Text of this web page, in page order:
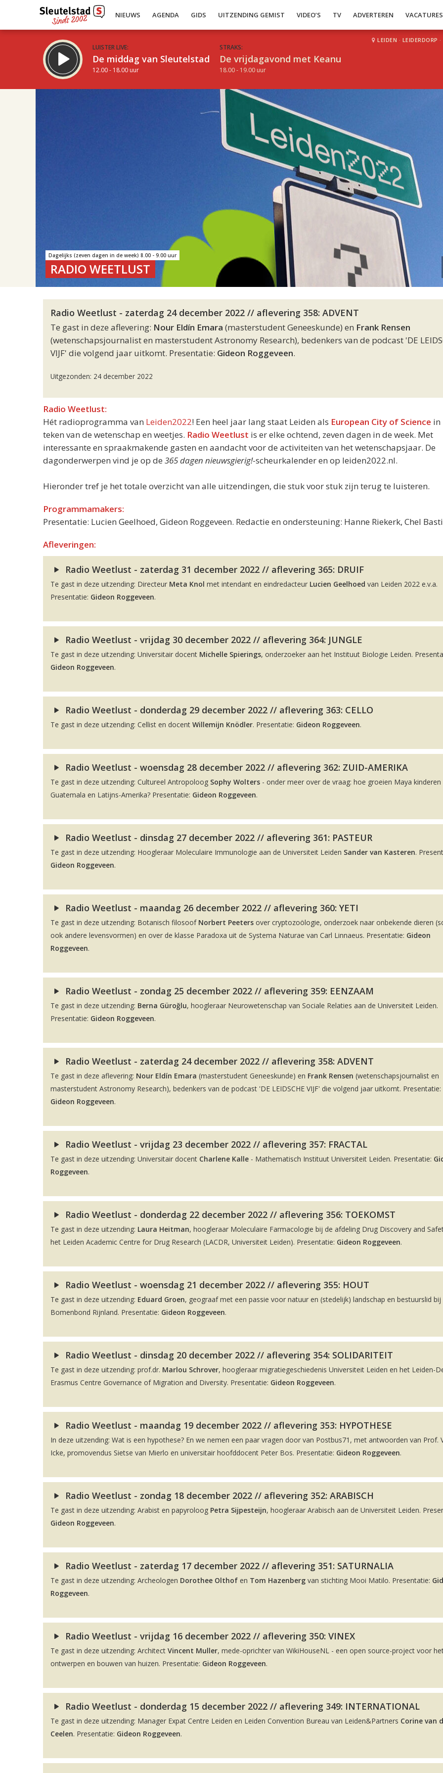
NIEUWS AGENDA GIDS UITZENDING GEMIST VIDEO’S TV ADVERTEREN VACATURES
LUISTER LIVE:
De middag van Sleutelstad
12.00 - 18.00 uur
STRAKS:
De vrijdagavond met Keanu
18.00 - 19.00 uur
LEIDEN · LEIDERDORP ·
Dagelijks (zeven dagen in de week) 8.00 - 9.00 uur
RADIO WEETLUST
Radio Weetlust - zaterdag 24 december 2022 // aflevering 358: ADVENT
Te gast in deze aflevering: Nour Eldín Emara (masterstudent Geneeskunde) en Frank Rensen
(wetenschapsjournalist en masterstudent Astronomy Research), bedenkers van de podcast 'DE
VIJF' die volgend jaar uitkomt. Presentatie: Gideon Roggeveen.
Uitgezonden: 24 december 2022
Radio Weetlust:
Hét radioprogramma van Leiden2022! Een heel jaar lang staat Leiden als European City of Science in
teken van de wetenschap en weetjes. Radio Weetlust is er elke ochtend, zeven dagen in de week. Met
interessante en spraakmakende gasten en aandacht voor de activiteiten van het wetenschapsjaar. De
dagonderwerpen vind je op de 365 dagen nieuwsgierig!-scheurkalender en op leiden2022.nl.
Hieronder tref je het totale overzicht van alle uitzendingen, die stuk voor stuk zijn terug te luisteren.
Programmamakers:
Presentatie: Lucien Geelhoed, Gideon Roggeveen. Redactie en ondersteuning: Hanne Riekerk, Chel
Afleveringen:
Radio Weetlust - zaterdag 31 december 2022 // aflevering 365: DRUIF
Te gast in deze uitzending: Directeur Meta Knol met intendant en eindredacteur Lucien Geelhoed van Leiden 2022 e.v.a.
Presentatie: Gideon Roggeveen.
Radio Weetlust - vrijdag 30 december 2022 // aflevering 364: JUNGLE
Te gast in deze uitzending: Universitair docent Michelle Spierings, onderzoeker aan het Instituut Biologie Leiden.
Gideon Roggeveen.
Radio Weetlust - donderdag 29 december 2022 // aflevering 363: CELLO
Te gast in deze uitzending: Cellist en docent Willemijn Knödler. Presentatie: Gideon Roggeveen.
Radio Weetlust - woensdag 28 december 2022 // aflevering 362: ZUID-AMERIKA
Te gast in deze uitzending: Cultureel Antropoloog Sophy Wolters - onder meer over de vraag: hoe groeien Maya
Guatemala en Latijns-Amerika? Presentatie: Gideon Roggeveen.
Radio Weetlust - dinsdag 27 december 2022 // aflevering 361: PASTEUR
Te gast in deze uitzending: Hoogleraar Moleculaire Immunologie aan de Universiteit Leiden Sander van Kasteren.
Gideon Roggeveen.
Radio Weetlust - maandag 26 december 2022 // aflevering 360: YETI
Te gast in deze uitzending: Botanisch filosoof Norbert Peeters over cryptozoölogie, onderzoek naar onbekende dieren
ook andere levensvormen) en over de klasse Paradoxa uit de Systema Naturae van Carl Linnaeus. Presentatie: Gideon
Roggeveen.
Radio Weetlust - zondag 25 december 2022 // aflevering 359: EENZAAM
Te gast in deze uitzending: Berna Güroğlu, hoogleraar Neurowetenschap van Sociale Relaties aan de Universiteit Leiden.
Presentatie: Gideon Roggeveen.
Radio Weetlust - zaterdag 24 december 2022 // aflevering 358: ADVENT
Te gast in deze aflevering: Nour Eldín Emara (masterstudent Geneeskunde) en Frank Rensen (wetenschapsjournalist en
masterstudent Astronomy Research), bedenkers van de podcast 'DE LEIDSCHE VIJF' die volgend jaar uitkomt. Presentatie:
Gideon Roggeveen.
Radio Weetlust - vrijdag 23 december 2022 // aflevering 357: FRACTAL
Te gast in deze uitzending: Universitair docent Charlene Kalle - Mathematisch Instituut Universiteit Leiden. Presentatie:
Roggeveen.
Radio Weetlust - donderdag 22 december 2022 // aflevering 356: TOEKOMST
Te gast in deze uitzending: Laura Heitman, hoogleraar Moleculaire Farmacologie bij de afdeling Drug Discovery and
het Leiden Academic Centre for Drug Research (LACDR, Universiteit Leiden). Presentatie: Gideon Roggeveen.
Radio Weetlust - woensdag 21 december 2022 // aflevering 355: HOUT
Te gast in deze uitzending: Eduard Groen, geograaf met een passie voor natuur en (stedelijk) landschap en bestuurslid bij
Bomenbond Rijnland. Presentatie: Gideon Roggeveen.
Radio Weetlust - dinsdag 20 december 2022 // aflevering 354: SOLIDARITEIT
Te gast in deze uitzending: prof.dr. Marlou Schrover, hoogleraar migratiegeschiedenis Universiteit Leiden en het Leiden-
Erasmus Centre Governance of Migration and Diversity. Presentatie: Gideon Roggeveen.
Radio Weetlust - maandag 19 december 2022 // aflevering 353: HYPOTHESE
In deze uitzending: Wat is een hypothese? En we nemen een paar vragen door van Postbus71, met antwoorden van Prof.
Icke, promovendus Sietse van Mierlo en universitair hoofddocent Peter Bos. Presentatie: Gideon Roggeveen.
Radio Weetlust - zondag 18 december 2022 // aflevering 352: ARABISCH
Te gast in deze uitzending: Arabist en papyroloog Petra Sijpesteijn, hoogleraar Arabisch aan de Universiteit Leiden.
Gideon Roggeveen.
Radio Weetlust - zaterdag 17 december 2022 // aflevering 351: SATURNALIA
Te gast in deze uitzending: Archeologen Dorothee Olthof en Tom Hazenberg van stichting Mooi Matilo. Presentatie:
Roggeveen.
Radio Weetlust - vrijdag 16 december 2022 // aflevering 350: VINEX
Te gast in deze uitzending: Architect Vincent Muller, mede-oprichter van WikiHouseNL - een open source-project voor
ontwerpen en bouwen van huizen. Presentatie: Gideon Roggeveen.
Radio Weetlust - donderdag 15 december 2022 // aflevering 349: INTERNATIONAL
Te gast in deze uitzending: Manager Expat Centre Leiden en Leiden Convention Bureau van Leiden&Partners Corine van
Ceelen. Presentatie: Gideon Roggeveen.